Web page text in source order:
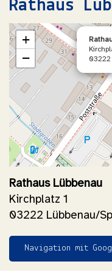
Rathaus
03222
+
−
Rathaus Lübbenau
Kirchplatz 1
03222 Lübbenau/
Navigation mit